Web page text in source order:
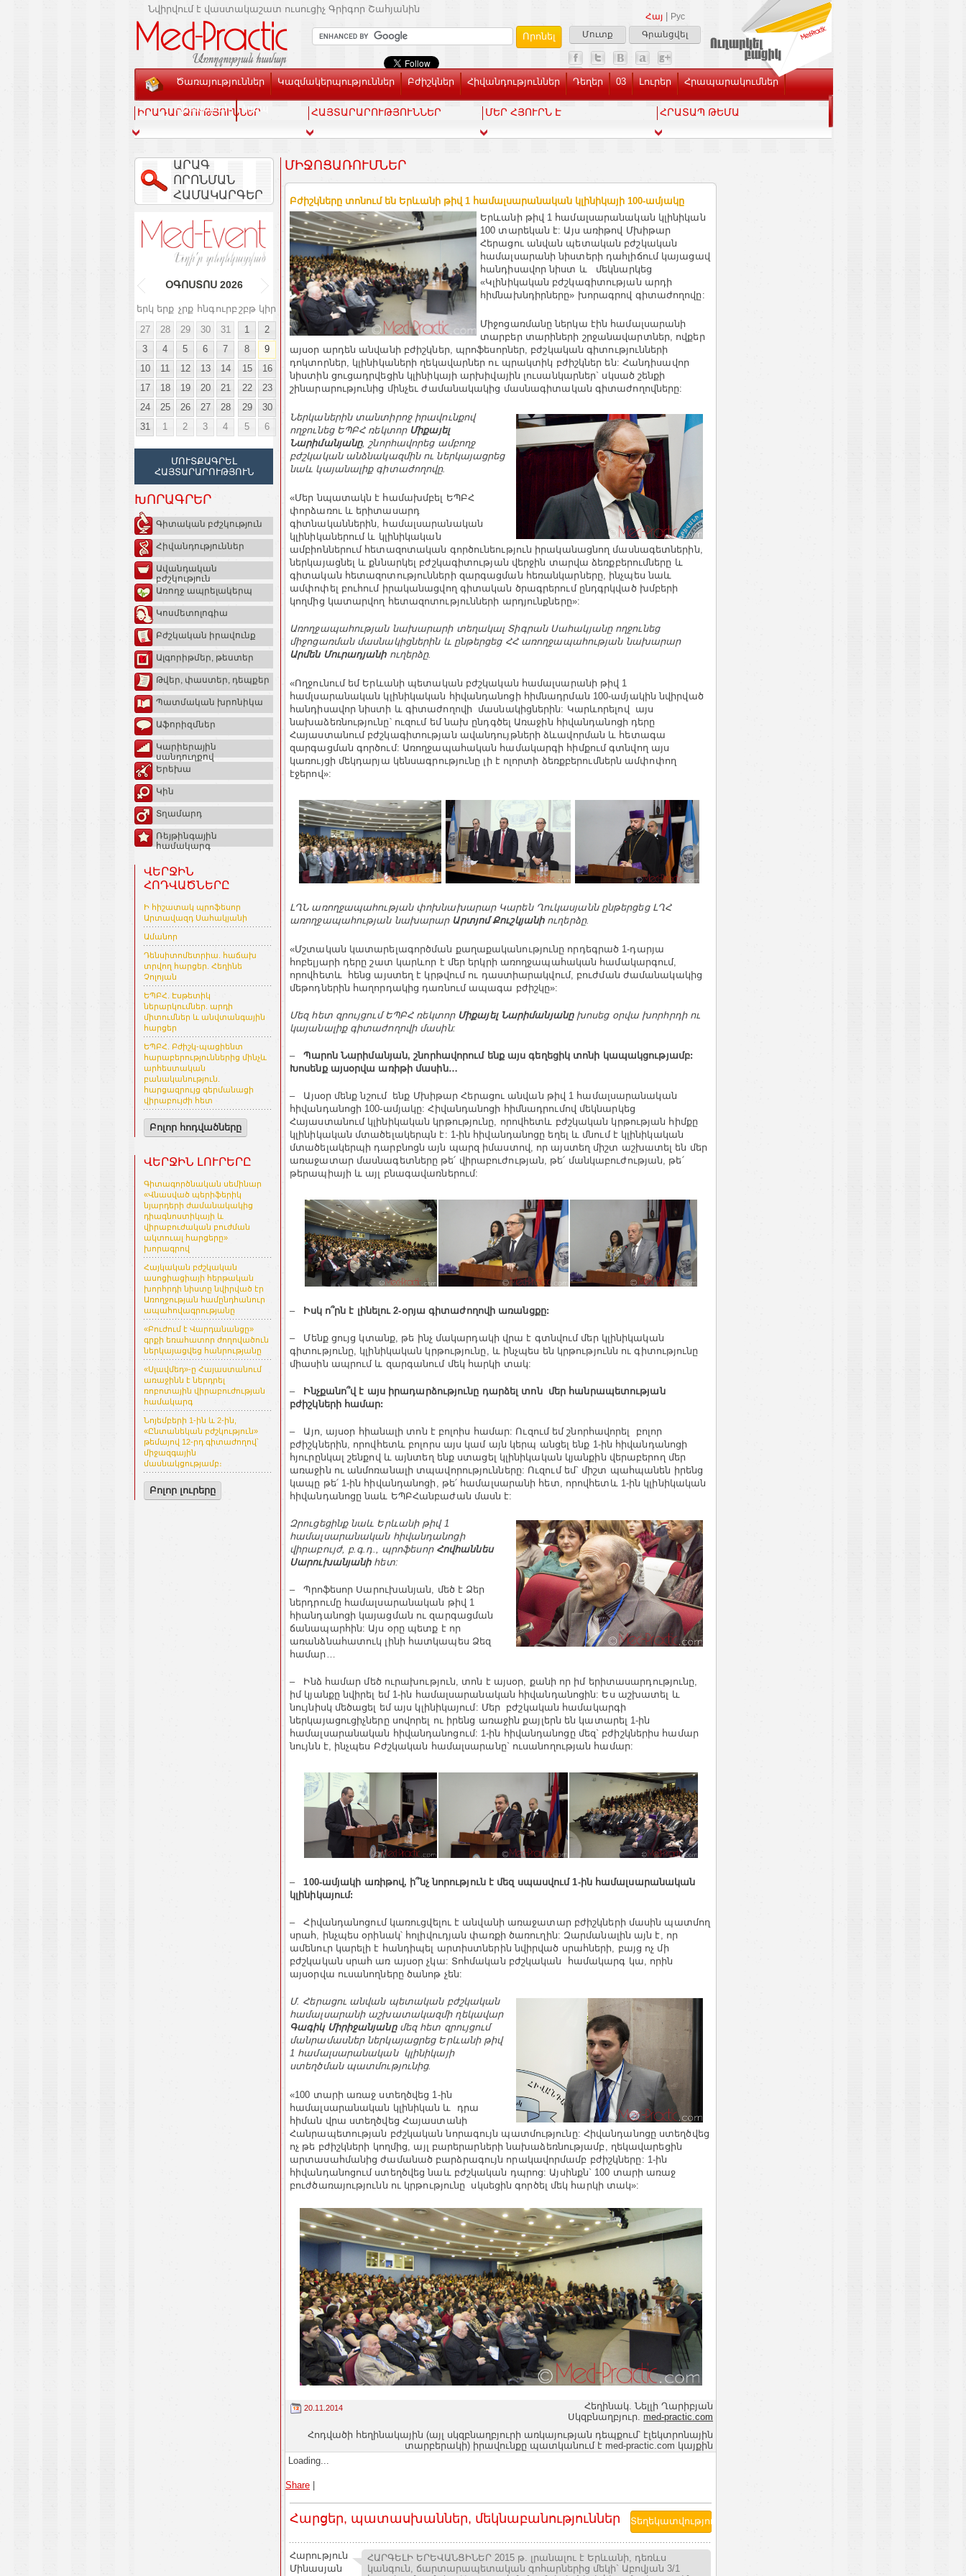
Հայ
Рус
Մուտք
Գրանցվել
Նվիրվում է վաստակաշատ ուսուցիչ Գրիգոր Շահյանին
Ծառայություններ Կազմակերպություններ Բժիշկներ Հիվանդություններ Դեղեր 03 Լուրեր Հրապարակումներ
Տեսասրահ Կապ
ԻՐԱԴԱՐՁՈՒԹՅՈՒՆՆԵՐ ՀԱՅՏԱՐԱՐՈՒԹՅՈՒՆՆԵՐ ՄԵՐ ՀՅՈՒՐՆ Է ՀՐԱՏԱՊ ԹԵՄԱ
ԱՐԱԳ
ՈՐՈՆՄԱՆ
ՀԱՄԱԿԱՐԳԵՐ
ՕԳՈՍՏՈՍ 2026
երկ երք չրք հնգուրբ շբթ կիր
27
28 29 30 31 1
2
3
4 5 6 7 8
9
10
11 12 13 14 15
16
17
18 19 20 21 22
23
24
25 26 27 28 29
30
31
1 2 3 4 5 6
ՄՈՒՏՔԱԳՐԵԼ
ՀԱՅՏԱՐԱՐՈՒԹՅՈՒՆ
ԽՈՐԱԳՐԵՐ
Գիտական բժշկություն
Հիվանդություններ
Ավանդական
բժշկություն
Առողջ ապրելակերպ
Կոսմետոլոգիա
Բժշկական իրավունք
Ալգորիթմեր, թեստեր
Թվեր, փաստեր, դեպքեր
Պատմական խրոնիկա
Աֆորիզմներ
Կարիերային
սանդուղքով
Երեխա
Կին
Տղամարդ
Ռեյթինգային
համակարգ
ՎԵՐՋԻՆ
ՀՈԴՎԱԾՆԵՐԸ
Ի հիշատակ պրոֆեսոր
Արտավազդ Սահակյանի
Ամանոր
Դենսիտոմետրիա. հաճախ
տրվող հարցեր. Հեղինե
Չոլոյան
ԵՊԲՀ. Էսթետիկ
ներարկումներ. արդի
միտումներ և անվտանգային
հարցեր
ԵՊԲՀ. Բժիշկ-պացիենտ
հարաբերություններից մինչև
արհեստական
բանականություն.
հարցազրույց գերմանացի
վիրաբույժի հետ
Բոլոր հոդվածները
ՎԵՐՋԻՆ ԼՈՒՐԵՐԸ
Գիտագործնական սեմինար
«Վնասված պերիֆերիկ
նյարդերի ժամանակակից
դիագնոստիկայի և
վիրաբուժական բուժման
ակտուալ հարցերը»
խորագրով
Հայկական բժշկական
ասոցիացիայի հերթական
խորհրդի նիստը նվիրված էր
Առողջության համընդհանուր
ապահովագրությանը
«Բուժում է Վարդանանցը»
գրքի եռահատոր ժողովածուն
ներկայացվեց հանրությանը
«Սլավմեդ»-ը Հայաստանում
առաջինն է ներդրել
ռոբոտային վիրաբուժության
համակարգ
Նոյեմբերի 1-ին և 2-ին,
«Ընտանեկան բժշկություն»
թեմայով 12-րդ գիտաժողով՝
միջազգային
մասնակցությամբ։
Բոլոր լուրերը
ՄԻՋՈՑԱՌՈՒՄՆԵՐ
Բժիշկները տոնում են Երևանի թիվ 1 համալսարանական կլինիկայի 100-ամյակը
Երևանի թիվ 1 համալսարանական կլինիկան
100 տարեկան է: Այս առիթով Մխիթար
Հերացու անվան պետական բժշկական
համալսարանի նիստերի դահլիճում կայացավ
հանդիսավոր նիստ և մեկնարկեց
«Կլինիկական բժշկագիտության արդի
հիմնախնդիրները» խորագրով գիտաժողովը:
Միջոցառմանը ներկա էին համալսարանի
տարբեր տարիների շրջանավարտներ, ովքեր
այսօր արդեն անվանի բժիշկներ, պրոֆեսորներ, բժշկական գիտությունների
դոկտորներ, կլինիկաների ղեկավարներ ու պրակտիկ բժիշկներ են: Հանդիսավոր
նիստին ցուցադրվեցին կլինիկայի արխիվային լուսանկարներ` սկսած շենքի
շինարարությունից մինչեւ ժամանակակից մասնագիտական գիտաժողովները:
Ներկաներին տանտիրոջ իրավունքով
ողջունեց ԵՊԲՀ ռեկտոր Միքայել
Նարիմանյանը, շնորհավորեց ամբողջ
բժշկական անձնակազմին ու ներկայացրեց
նաև կայանալիք գիտաժողովը.
«Մեր նպատակն է համախմբել ԵՊԲՀ
փորձառու և երիտասարդ
գիտնականներին, համալսարանական
կլինիկաներում և կլինիկական
ամբիոններում հետազոտական գործունեություն իրականացնող մասնագետներին,
ներկայացնել և քննարկել բժշկագիտության վերջին տարվա ձեռքբերումները և
գիտական հետազոտությունների զարգացման հեռանկարները, ինչպես նաև
ամփոփել բուհում իրականացվող գիտական ծրագրերում ընդգրկված խմբերի
կողմից կատարվող հետազոտությունների արդյունքները»:
Առողջապահության նախարարի տեղակալ Տիգրան Սահակյանը ողջունեց
միջոցառման մասնակիցներին և ընթերցեց ՀՀ առողջապահության նախարար
Արմեն Մուրադյանիուղերձը.
«Ողջունում եմ Երևանի պետական բժշկական համալսարանի թիվ 1
համլսարանական կլինիկական հիվանդանոցի հիմնադրման 100-ամյակին նվիրված
հանդիսավոր նիստի և գիտաժողովի մասնակիցներին: Կարևորելով այս
նախաձեռնությունը՝ ուզում եմ նախ ընդգծել Առաջին հիվանդանոցի դերը
Հայաստանում բժշկագիտության ավանդույթների ձևավորման և հետագա
զարգացման գործում: Առողջապահական համակարգի հիմքում գտնվող այս
կառույցի մեկդարյա կենսագրությունը լի է ոլորտի ձեռքբերումներն ամփոփող
էջերով»:
ԼՂՆ առողջապահության փոխնախարար Կարեն Ղուկասյանն ընթերցեց ԼՂՀ
առողջապահության նախարար Արտյոմ Քուշկյանիուղերձը.
«Մշտական կատարելագործման քաղաքականությունը որդեգրած 1-դարյա
հոբելյարի դերը շատ կարևոր է մեր երկրի առողջապահական համակարգում,
որովհետև հենց այստեղ է կրթվում ու դաստիարակվում, բուժման ժամանակակից
մեթոդներին հաղորդակից դառնում ապագա բժիշկը»:
Մեզ հետ զրույցում ԵՊԲՀ ռեկտոր Միքայել Նարիմանյանըխոսեց օրվա խորհրդի ու
կայանալիք գիտաժողովի մասին:
–Պարոն Նարիմանյան, շնորհավորում ենք այս գեղեցիկ տոնի կապակցությամբ:
Խոսենք այսօրվա առիթի մասին…
– Այսօր մենք նշում ենք Մխիթար Հերացու անվան թիվ 1 համալսարանական
հիվանդանոցի 100-ամյակը: Հիվանդանոցի հիմնադրումով մեկնարկեց
Հայաստանում կլինիկական կրթությունը, որովհետև բժշկական կրթության հիմքը
կլինիկական մտածելակերպն է: 1-ին հիվանդանոցը եղել և մնում է կլինիկական
մտածելակերպի դարբնոցն այն պարզ իմաստով, որ այստեղ միշտ աշխատել են մեր
առաջատար մասնագետները թե՛ վիրաբուժության, թե՛ մանկաբուժության, թե՛
թերապիայի և այլ բնագավառներում:
– Իսկ ո՞րն է լինելու 2-օրյա գիտաժողովի առանցքը:
– Մենք ցույց կտանք, թե ինչ մակարդակի վրա է գտնվում մեր կլինիկական
գիտությունը, կլինիկական կրթությունը, և ինչպես են կրթությունն ու գիտությունը
միասին ապրում և զարգանում մեկ հարկի տակ:
–
Ինչքանո՞վ է այս իրադարձությունը դարձել տոն մեր հանրապետության
բժիշկների համար:
– Այո, այսօր հիանալի տոն է բոլոիս համար: Ուզում եմ շնորհավորել բոլոր
բժիշկներին, որովհետև բոլորս այս կամ այն կերպ անցել ենք 1-ին հիվանդանոցի
հյուրընկալ շենքով և այնտեղ ենք ստացել կլինիկական կյանքին վերաբերող մեր
առաջին ու անմոռանալի տպավորությունները: Ուզում եմ` միշտ պահպանեն իրենց
կապը թե՛ 1-ին հիվանդանոցի, թե՛ համալսարանի հետ, որովհետև 1-ին կլինիկական
հիվանդանոցը նաև ԵՊԲՀանբաժան մասն է:
Զրուցեցինք նաև Երևանի թիվ 1
համալսարանական հիվանդանոցի
վիրաբույժ, բ.գ.դ., պրոֆեսոր Հովհաննես
Սարուխանյանիհետ:
–Պրոֆեսոր Սարուխանյան, մեծ է Ձեր
ներդրումը համալսարանական թիվ 1
հիանդանոցի կայացման ու զարգացման
ճանապարհին: Այս օրը պետք է որ
առանձնահատուկ լինի հատկապես Ձեզ
համար…
– Ինձ համար մեծ ուրախություն, տոն է այսօր, քանի որ իմ երիտասարդությունը,
իմ կյանքը նվիրել եմ 1-ին համալսարանական հիվանդանոցին: Ես աշխատել և
նույնիսկ մեծացել եմ այս կլինիկայում: Մեր բժշկական համակարգի
ներկայացուցիչները սովորել ու իրենց առաջին քայլերն են կատարել 1-ին
համալսարանական հիվանդանոցում: 1-ին հիվանդանոցը մեզ` բժիշկներիս համար
նույնն է, ինչպես Բժշկական համալսարանը` ուսանողության համար:
–100-ամյակի առիթով, ի՞նչ նորություն է մեզ սպասվում 1-ին համալսարանական
կլինիկայում:
–Հիվանդանոցում կառուցվելու է անվանի առաջատար բժիշկների մասին պատմող
սրահ, ինչպես օրինակ՝ հոլիվուդյան փառքի ծառուղին: Զարմանալին այն է, որ
ամենուր կարելի է հանդիպել արտիստներին նվիրված սրահների, բայց ոչ մի
բժշկական սրահ առ այսօր չկա: Տոհմական բժշկական համակարգ կա, որին
այսօրվա ուսանողները ծանոթ չեն:
Մ. Հերացու անվան պետական բժշկական
համալսարանի աշխատակազմի ղեկավար
Գագիկ Միրիջանյանըմեզ հետ զրույցում
մանրամասներ ներկայացրեց Երևանի թիվ
1 համալսարանական կլինիկայի
ստեղծման պատմությունից.
«100 տարի առաջ ստեղծվեց 1-ին
համալսարանական կլինիկան և դրա
հիման վրա ստեղծվեց Հայաստանի
Հանրապետության բժշկական նորագույն պատմությունը: Հիվանդանոցը ստեղծվեց
ոչ թե բժիշկների կողմից, այլ բարերարների նախաձեռնությամբ, ղեկավարեցին
արտասահմանից ժամանած բարձրագույն որակավորմամբ բժիշկները: 1-ին
հիվանդանոցում ստեղծվեց նաև բժշկական դպրոց: Այսինքն` 100 տարի առաջ
բուժծառայությունն ու կրթությունը սկսեցին գործել մեկ հարկի տակ»:
20.11.2014
Հեղինակ. Նելլի Ղարիբյան
Սկզբնաղբյուր. med-practic.com
Հոդվածի հեղինակային (այլ սկզբնաղբյուրի առկայության դեպքում՝ էլեկտրոնային
տարբերակի) իրավունքը պատկանում է med-practic.com կայքին
Loading...
Share
Հարցեր, պատասխաններ, մեկնաբանություններ
Հարություն
Մինասյան
ՀԱՐԳԵԼԻ ԵՐԵՎԱՆՑԻՆԵՐ 2015 թ. լրանալու է Երևանի, դեռևս
կանգուն, ճարտարապետական գոհարներից մեկի` Աբովյան 3/1